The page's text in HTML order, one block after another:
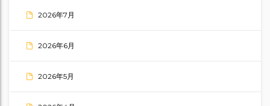
2026年7月
2026年6月
2026年5月